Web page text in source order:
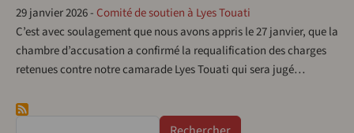
29 janvier 2026- Comité de soutien à Lyes Touati
C’est avec soulagement que nous avons appris le 27 janvier, que la
chambre d’accusation a confirmé la requalification des charges
retenues contre notre camarade Lyes Touati qui sera jugé…